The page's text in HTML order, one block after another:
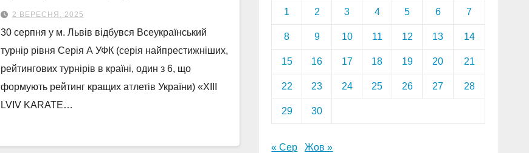
турніру
2 ВЕРЕСНЯ, 2025
30 серпня у м. Львів відбувся Всеукраїнський
турнір рівня Серія А УФК (серія найпрестижніших,
рейтингових турнірів в країні, один з 6, що
формують рейтинг кращих атлетів України) «XIII
LVIV KARATE…
1 2 3 4 5 6 7
8 9 10 11 12 13 14
15 16 17 18 19 20 21
22 23 24 25 26 27 28
29 30
« Сер Жов »